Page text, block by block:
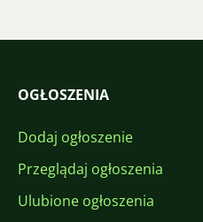
OGŁOSZENIA
Dodaj ogłoszenie
Przeglądaj ogłoszenia
Ulubione ogłoszenia